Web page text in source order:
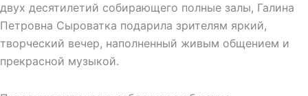
двух десятилетий собирающего полные залы, Галина
Петровна Сыроватка подарила зрителям яркий,
творческий вечер, наполненный живым общением и
прекрасной музыкой.